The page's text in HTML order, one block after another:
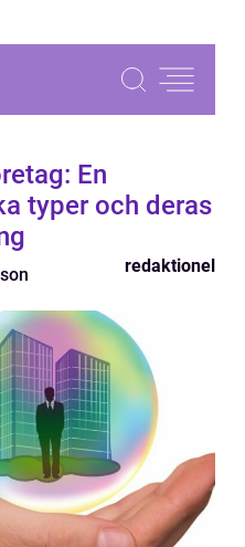
En
typer och deras
redaktionel